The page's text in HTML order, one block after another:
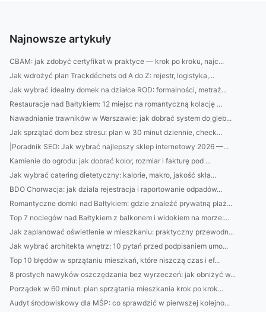
Najnowsze artykuły
CBAM: jak zdobyć certyfikat w praktyce — krok po kroku, najc...
Jak wdrożyć plan Trackdéchets od A do Z: rejestr, logistyka,...
Jak wybrać idealny domek na działce ROD: formalności, metraż...
Restauracje nad Bałtykiem: 12 miejsc na romantyczną kolację ...
Nawadnianie trawników w Warszawie: jak dobrać system do gleb...
Jak sprzątać dom bez stresu: plan w 30 minut dziennie, check...
|Poradnik SEO: Jak wybrać najlepszy sklep internetowy 2026 —...
Kamienie do ogrodu: jak dobrać kolor, rozmiar i fakturę pod ...
Jak wybrać catering dietetyczny: kalorie, makro, jakość skła...
BDO Chorwacja: jak działa rejestracja i raportowanie odpadów...
Romantyczne domki nad Bałtykiem: gdzie znaleźć prywatną plaż...
Top 7 noclegów nad Bałtykiem z balkonem i widokiem na morze:...
Jak zaplanować oświetlenie w mieszkaniu: praktyczny przewodn...
Jak wybrać architekta wnętrz: 10 pytań przed podpisaniem umo...
Top 10 błędów w sprzątaniu mieszkań, które niszczą czas i ef...
8 prostych nawyków oszczędzania bez wyrzeczeń: jak obniżyć w...
Porządek w 60 minut: plan sprzątania mieszkania krok po krok...
Audyt środowiskowy dla MŚP: co sprawdzić w pierwszej kolejno...